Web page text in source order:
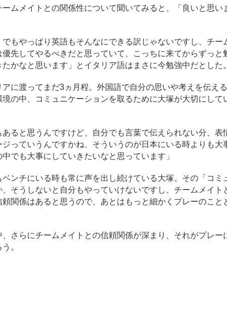
ムメイトとの関係性について聞いてみると、「良いと思い
もやっぱり英語もそんなにできる訳じゃないですし、チー
先してやるべきだと思っていて、こっちに来てからずっと
かなと思います」とイタリア語はまさに今勉強中だとした
に渡ってまだ3ヵ月程。外国語で自分の思いや考えを伝え
の中、コミュニケーションを取るために大塚が大切にして
ると思うんですけど、自分でも言葉で伝えられない分、表
っていうんですかね、そういうのが日本にいる時よりも大
でも大事にしていきたいなと思っています」
ンチにいる時も常に声を出し続けている大塚。その「コミ
そうしないと自分もやっていけないですし、チームメイト
関係はあると思うので、あとはもっと細かくプレーのこと
さらにチームメイトとの信頼関係が深まり、それがプレー
。